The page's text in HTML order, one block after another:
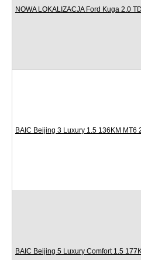
NOWA LOKALIZACJA Ford Kuga 2.0
BAIC Beijing 3 Luxury 1.5 136KM MT6
BAIC Beijing 5 Luxury Comfort 1.5